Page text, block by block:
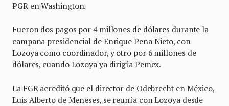
PGR en Washington.
Fueron dos pagos por 4 millones de dólares durante la
campaña presidencial de Enrique Peña Nieto, con
Lozoya como coordinador, y otro por 6 millones de
dólares, cuando Lozoya ya dirigía Pemex.
La FGR acreditó que el director de Odebrecht en México,
Luis Alberto de Meneses, se reunía con Lozoya desde